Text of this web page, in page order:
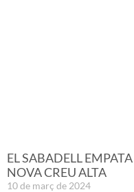
EL SABADELL
NOVA CREU ALTA
10 de març de 2024